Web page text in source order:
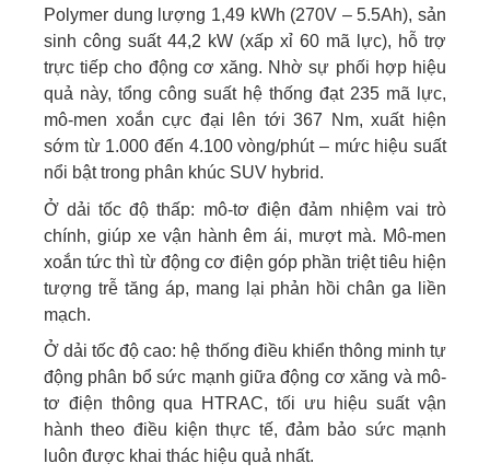
Polymer dung lượng 1,49 kWh (270V – 5.5Ah), sản
sinh công suất 44,2 kW (xấp xỉ 60 mã lực), hỗ trợ
trực tiếp cho động cơ xăng. Nhờ sự phối hợp hiệu
quả này, tổng công suất hệ thống đạt 235 mã lực,
mô-men xoắn cực đại lên tới 367 Nm, xuất hiện
sớm từ 1.000 đến 4.100 vòng/phút – mức hiệu suất
nổi bật trong phân khúc SUV hybrid.
Ở dải tốc độ thấp: mô-tơ điện đảm nhiệm vai trò
chính, giúp xe vận hành êm ái, mượt mà. Mô-men
xoắn tức thì từ động cơ điện góp phần triệt tiêu hiện
tượng trễ tăng áp, mang lại phản hồi chân ga liền
mạch.
Ở dải tốc độ cao: hệ thống điều khiển thông minh tự
động phân bổ sức mạnh giữa động cơ xăng và mô-
tơ điện thông qua HTRAC, tối ưu hiệu suất vận
hành theo điều kiện thực tế, đảm bảo sức mạnh
luôn được khai thác hiệu quả nhất.